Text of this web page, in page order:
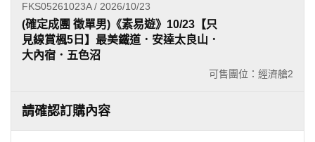
FKS05261023A / 2026/10/23
可售團位：經濟艙2
(確定成團 徵單男)《素易遊》10/23【只
見線賞楓5日】最美鐵道．安達太良山．
大內宿．五色沼
請確認訂購內容